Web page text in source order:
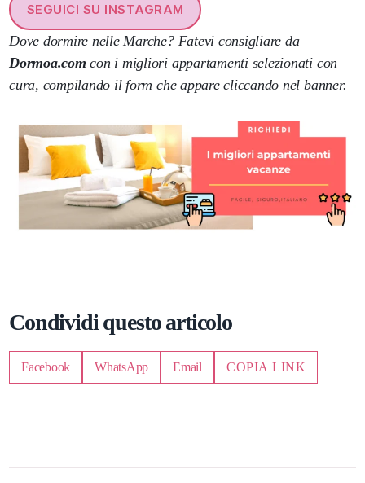
SEGUICI SU INSTAGRAM
Dove dormire nelle Marche? Fatevi consigliare da
Dormoa.com con i migliori appartamenti selezionati con
cura, compilando il form che appare cliccando nel banner.
Condividi questo articolo
Facebook WhatsApp Email COPIA LINK